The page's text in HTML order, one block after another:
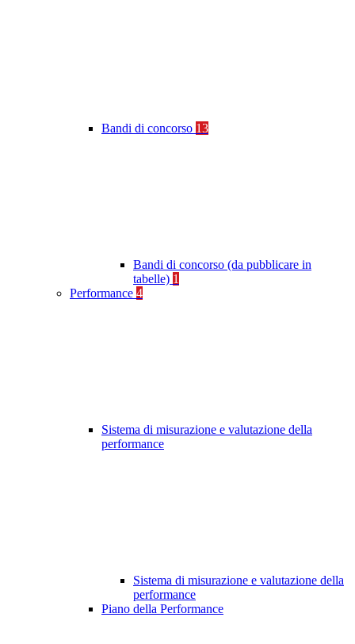
Bandi di concorso 13
Bandi di concorso (da pubblicare in
tabelle) 1
Performance 4
Sistema di misurazione e valutazione della
performance
Sistema di misurazione e valutazione della
performance
Piano della Performance